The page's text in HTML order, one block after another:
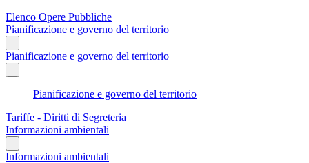
Elenco Opere Pubbliche
Pianificazione e governo del territorio
Pianificazione e governo del territorio
Pianificazione e governo del territorio
Tariffe - Diritti di Segreteria
Informazioni ambientali
Informazioni ambientali